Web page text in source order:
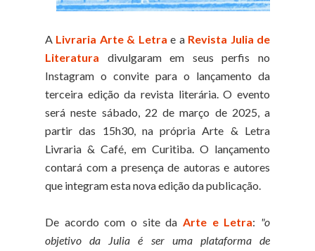
A Livraria Arte & Letra e a Revista Julia de
Literatura divulgaram em seus perfis no
Instagram o convite para o lançamento da
terceira edição da revista literária. O evento
será neste sábado, 22 de março de 2025, a
partir das 15h30, na própria Arte & Letra
Livraria & Café, em Curitiba. O lançamento
contará com a presença de autoras e autores
que integram esta nova edição da publicação.
De acordo com o site da Arte e Letra: "o
objetivo da Julia é ser uma plataforma de